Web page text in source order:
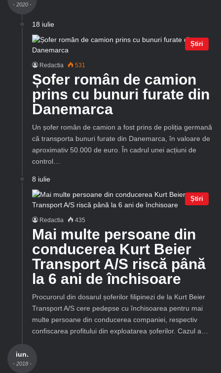
- 2020 -
18 iulie
Știri
Redactia 531
Șofer român de camion
prins cu bunuri furate din
Danemarca
Un șofer român de camion a fost prins de poliția germană
că transporta bunuri furate din Danemarca, în valoare de
aproximativ 50.000 de euro. În cadrul unei acțiuni de
control…
8 iulie
Știri
Redactia 435
Mai multe persoane din
conducerea Kurt Beier
Transport A/S riscă până
la 6 ani de închisoare
Procurorul din dosarul șoferilor filipinezi de la Kurt Beier
Transport A/S cere pedepse cu închisoarea pentru mai
multe persoane din conducerea companiei, respectiv
confiscarea profitului din exploatarea șoferilor. Cazul a…
iun.
- 2018 -